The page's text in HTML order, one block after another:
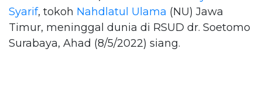
Syarif, tokoh Nahdlatul Ulama (NU) Jawa
Timur, meninggal dunia di RSUD dr. Soetomo
Surabaya, Ahad (8/5/2022) siang.